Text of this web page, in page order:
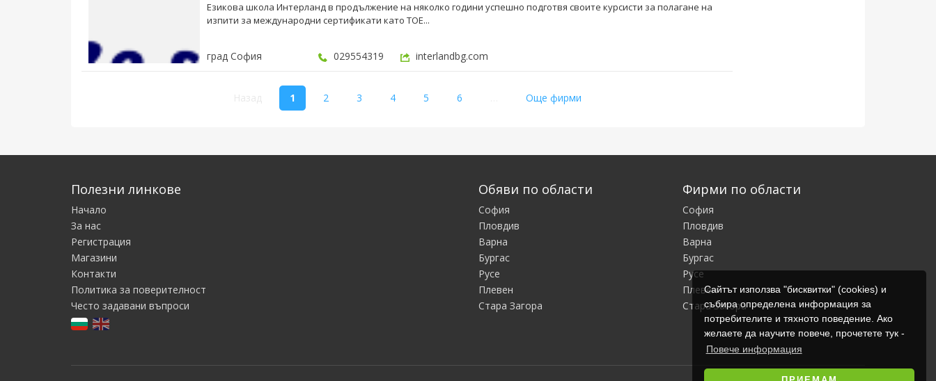
Сайтът използва "бисквитки" (cookies) и
събира определена информация за
потребителите и тяхното поведение. Ако
желаете да научите повече, прочетете тук -
Повече информация
Езикова школа Интерланд в продължение на няколко години успешно подготвя своите курсисти за полагане на
изпити за международни сертификати като TOE...
град София 029554319 interlandbg.com
1(current)
2 3 4 5 6 Още фирми
Полезни линкове
Начало
За нас
Регистрация
Магазини
Контакти
Политика за поверителност
Често задавани въпроси
Обяви по области
София
Пловдив
Варна
Бургас
Русе
Плевен
Стара Загора
Фирми по области
София
Пловдив
Варна
Бургас
Русе
Плевен
Стара Загора